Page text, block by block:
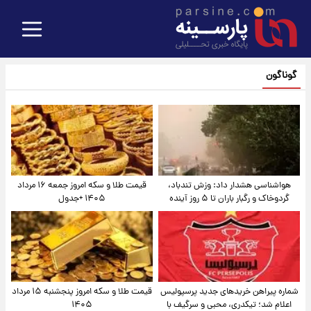
گوناگون
هواشناسی هشدار داد: وزش تندباد،
گردوخاک و رگبار باران تا ۵ روز آینده
قیمت طلا و سکه امروز جمعه ۱۶ مرداد
۱۴۰۵ +جدول
شماره پیراهن خریدهای جدید پرسپولیس
اعلام شد؛ تیکدری، محبی و سرگیف با
قیمت طلا و سکه امروز پنجشنبه ۱۵ مرداد
۱۴۰۵